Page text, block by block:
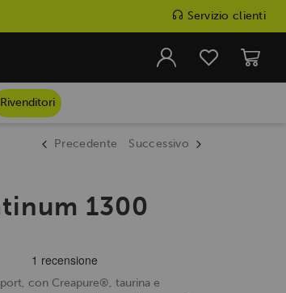
Servizio clienti
Rivenditori
Precedente Successivo
1300
con Creapure®, taurina e